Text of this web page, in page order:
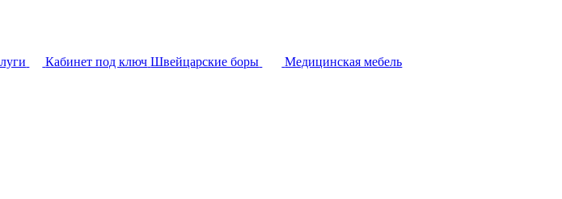
Кабинет под ключ Швейцарские боры Медицинская мебель